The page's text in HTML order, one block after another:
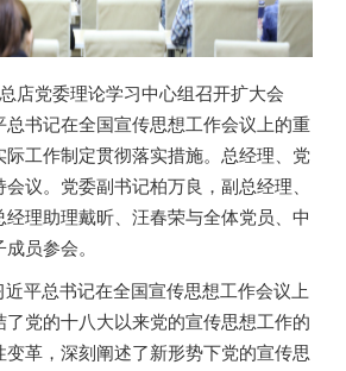
店党委理论学习中心组召开扩大会
书记在全国宣传思想工作会议上的重
工作制定贯彻落实措施。总经理、党
议。党委副书记柏万良，副总经理、
理助理戴昕、汪春荣与全体党员、中
员参会。
平总书记在全国宣传思想工作会议上
党的十八大以来党的宣传思想工作的
革，深刻阐述了新形势下党的宣传思